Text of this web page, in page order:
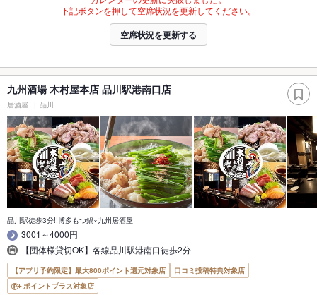
下記ボタンを押して空席状況を更新してください。
空席状況を更新する
九州酒場 木村屋本店 品川駅港南口店
居酒屋 品川
品川駅徒歩3分!!博多もつ鍋×九州居酒屋
3001～4000円
【団体様貸切OK】各線品川駅港南口徒歩2分
【アプリ予約限定】最大800ポイント還元対象店
口コミ投稿特典対象店
ポイントプラス対象店